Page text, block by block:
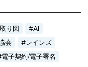
り図
AI
会
レインズ
電子契約/電子署名